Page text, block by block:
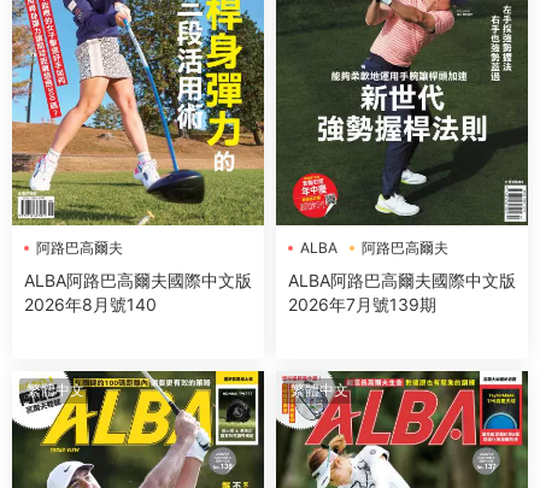
阿路巴高爾夫
ALBA阿路巴高爾夫國際中文版
2026年8月號140
ALBA 阿路巴高爾夫
ALBA阿路巴高爾夫國際中文版
2026年7月號139期
繁體中文 繁體中文